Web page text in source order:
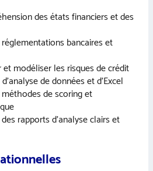
des états financiers et des
bancaires et
et modéliser les risques de crédit
de données et d’Excel
de scoring et
rapports d’analyse clairs et